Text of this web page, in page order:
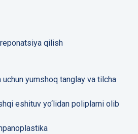
qilish
uchun yumshoq tanglay va tilcha
eshituv yo‘lidan poliplarni olib